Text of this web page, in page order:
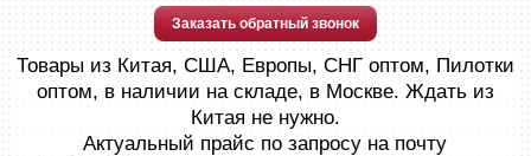
Заказать обратный звонок
Товары из Китая, США, Европы, СНГ оптом, Пилотки
оптом, в наличии на складе, в Москве. Ждать из
Китая не нужно.
Актуальный прайс по запросу на почту